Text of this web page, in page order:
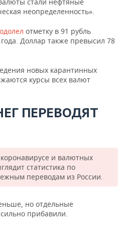
неопределенность».
отметку в 91 рубль
Доллар также превысил 78
новых карантинных
курсы всех валют
ПЕРЕВОДЯТ
и валютных
статистика по
переводам из России.
но отдельные
прибавили.